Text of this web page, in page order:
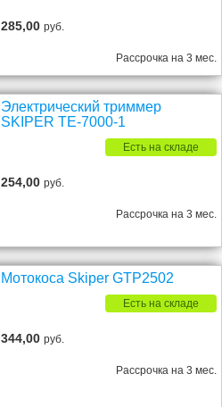
285,00руб.
Рассрочка на 3 мес.
Электрический триммер
SKIPER TE-7000-1
Есть на складе
254,00руб.
Рассрочка на 3 мес.
Мотокоса Skiper GTP2502
Есть на складе
344,00руб.
Рассрочка на 3 мес.